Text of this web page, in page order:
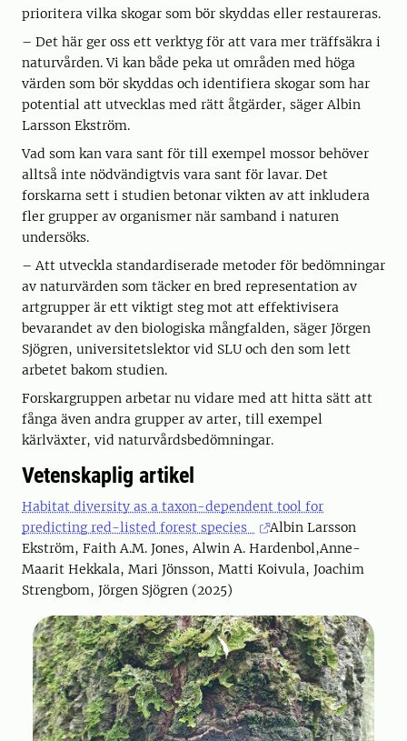
prioritera vilka skogar som bör skyddas eller restaureras.
– Det här ger oss ett verktyg för att vara mer träffsäkra i
naturvården. Vi kan både peka ut områden med höga
värden som bör skyddas och identifiera skogar som har
potential att utvecklas med rätt åtgärder, säger Albin
Larsson Ekström.
Vad som kan vara sant för till exempel mossor behöver
alltså inte nödvändigtvis vara sant för lavar. Det
forskarna sett i studien betonar vikten av att inkludera
fler grupper av organismer när samband i naturen
undersöks.
– Att utveckla standardiserade metoder för bedömningar
av naturvärden som täcker en bred representation av
artgrupper är ett viktigt steg mot att effektivisera
bevarandet av den biologiska mångfalden, säger Jörgen
Sjögren, universitetslektor vid SLU och den som lett
arbetet bakom studien.
Forskargruppen arbetar nu vidare med att hitta sätt att
fånga även andra grupper av arter, till exempel
kärlväxter, vid naturvårdsbedömningar.
Vetenskaplig artikel
Habitat diversity as a taxon-dependent tool for
predicting red-listed forest species
Albin Larsson
Ekström, Faith A.M. Jones, Alwin A. Hardenbol,Anne-
Maarit Hekkala, Mari Jönsson, Matti Koivula, Joachim
Strengbom, Jörgen Sjögren (2025)